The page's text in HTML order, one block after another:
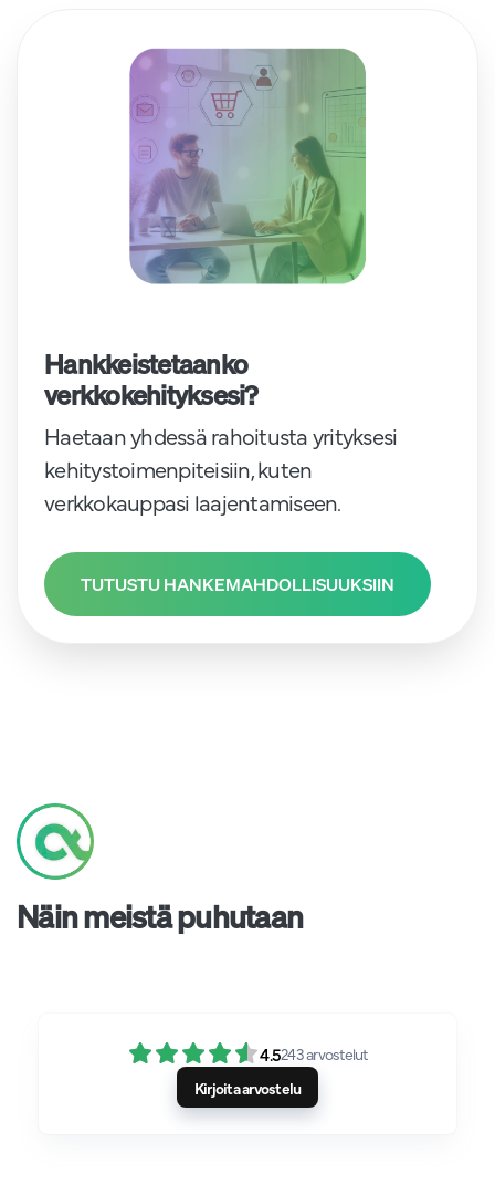
Hankkeistetaanko
verkkokehityksesi?
Haetaan yhdessä rahoitusta yrityksesi
kehitystoimenpiteisiin, kuten
verkkokauppasi laajentamiseen.
TUTUSTU HANKEMAHDOLLISUUKSIIN
Näin meistä puhutaan
4.5243arvostelut
Kirjoita arvostelu